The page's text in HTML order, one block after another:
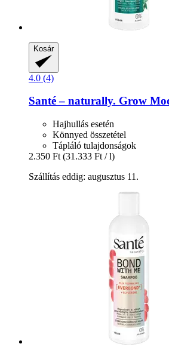
Kosár
4.0 (4)
Santé – naturally. Grow
Hajhullás esetén
Könnyed összetétel
Tápláló tulajdonságok
2.350 Ft (31.333 Ft / l)
Szállítás eddig: augusztus 11.